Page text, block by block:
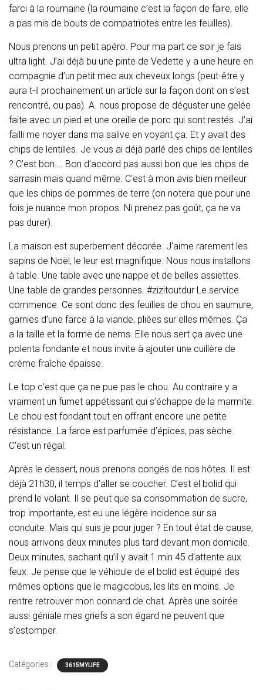
farci à la roumaine (la roumaine c’est la façon de faire, elle
a pas mis de bouts de compatriotes entre les feuilles).
Nous prenons un petit apéro. Pour ma part ce soir je fais
ultra light. J’ai déjà bu une pinte de Vedette y a une heure en
compagnie d’un petit mec aux cheveux longs (peut-être y
aura t-il prochainement un article sur la façon dont on s’est
rencontré, ou pas). A. nous propose de déguster une gelée
faite avec un pied et une oreille de porc qui sont restés. J’ai
failli me noyer dans ma salive en voyant ça. Et y avait des
chips de lentilles. Je vous ai déjà parlé des chips de lentilles
? C’est bon…. Bon d’accord pas aussi bon que les chips de
sarrasin mais quand même. C’est à mon avis bien meilleur
que les chips de pommes de terre (on notera que pour une
fois je nuance mon propos. Ni prenez pas goût, ça ne va
pas durer).
La maison est superbement décorée. J’aime rarement les
sapins de Noël, le leur est magnifique. Nous nous installons
à table. Une table avec une nappe et de belles assiettes.
Une table de grandes personnes. #zizitoutdur Le service
commence. Ce sont donc des feuilles de chou en saumure,
garnies d’une farce à la viande, pliées sur elles mêmes. Ça
a la taille et la forme de nems. Elle nous sert ça avec une
polenta fondante et nous invite à ajouter une cuillère de
crème fraîche épaisse.
Le top c’est que ça ne pue pas le chou. Au contraire y a
vraiment un fumet appétissant qui s’échappe de la marmite.
Le chou est fondant tout en offrant encore une petite
résistance. La farce est parfumée d’épices, pas sèche.
C’est un régal.
Après le dessert, nous prenons congés de nos hôtes. Il est
déjà 21h30, il temps d’aller se coucher. C’est el bolid qui
prend le volant. Il se peut que sa consommation de sucre,
trop importante, est eu une légère incidence sur sa
conduite. Mais qui suis je pour juger ? En tout état de cause,
nous arrivons deux minutes plus tard devant mon domicile.
Deux minutes, sachant qu’il y avait 1 min 45 d’attente aux
feux. Je pense que le véhicule de el bolid est équipé des
mêmes options que le magicobus, les lits en moins. Je
rentre retrouver mon connard de chat. Après une soirée
aussi géniale mes griefs a son égard ne peuvent que
s’estomper.
Catégories : 3615MYLIFE